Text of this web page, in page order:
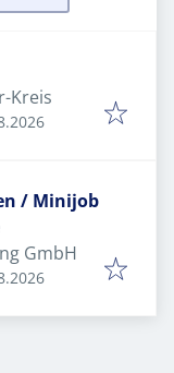
Kreis
/ Minijob
GmbH